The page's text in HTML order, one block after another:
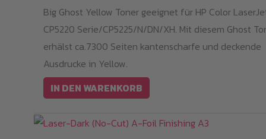
Big Ghost Yellow Toner geeignet für HP Color
CP5220 Serie/CP5225/N/DN/XH. Mit diesem Ghost
erhälst ca.7300 Seiten kantenscharfe und deckende
Ausdrucke in Yellow.
IN DEN WARENKORB